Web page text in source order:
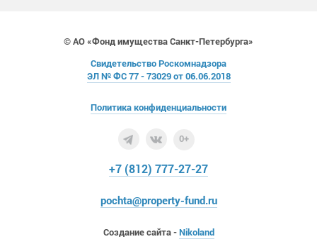
© АО «Фонд имущества Санкт-Петербурга»
Свидетельство Роскомнадзора
ЭЛ № ФС 77 - 73029 от 06.06.2018
Политика конфиденциальности
0+
+7 (812) 777-27-27
pochta@property-fund.ru
Создание сайта -Nikoland